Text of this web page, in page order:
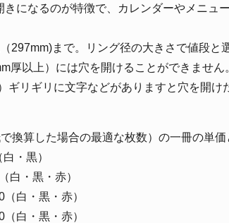
になるのが特徴で、カレンダーやメニュ
297mm)まで。リング径の大きさで値段と
厚以上）には穴を開けることができません
ギリギリに文字などがありますと穴を開
換算した場合の最適な枚数）の一冊の単
・黒）
白・黒・赤）
白・黒・赤）
白・黒・赤）